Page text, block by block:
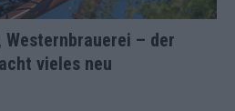
Westernbrauerei – der
vieles neu